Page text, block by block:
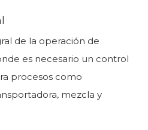
de la operación de
es necesario un control
procesos como
mezcla y